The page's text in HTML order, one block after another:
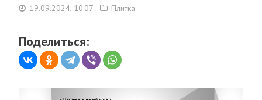
19.09.2024, 10:07 Плитка
Поделиться: